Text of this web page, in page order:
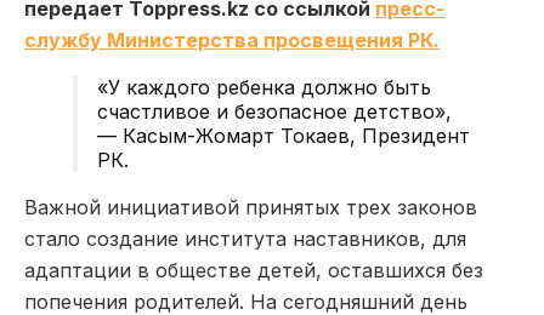
передает Toppress.kz со ссылкой пресс-
службу Министерства просвещения РК.
«У каждого ребенка должно быть
счастливое и безопасное детство»,
— Касым-Жомарт Токаев, Президент
РК.
Важной инициативой принятых трех законов
стало создание института наставников, для
адаптации в обществе детей, оставшихся без
попечения родителей. На сегодняшний день